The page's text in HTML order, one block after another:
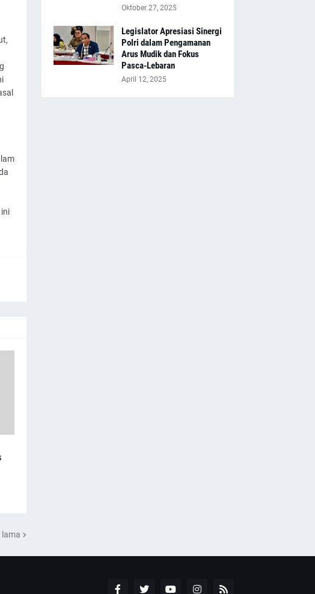
lama
Oktober 27, 2025
Legislator Apresiasi Sinergi
Polri dalam Pengamanan
Arus Mudik dan Fokus
Pasca-Lebaran
April 12, 2025